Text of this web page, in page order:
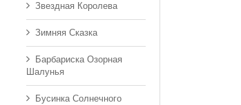
Звездная Королева
Зимняя Сказка
Барбариска Озорная
Шалунья
Бусинка Солнечного